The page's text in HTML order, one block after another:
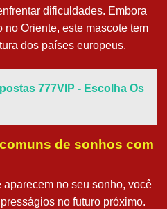
dificuldades. Embora
no Oriente, este mascote tem
dos países europeus.
777VIP - Escolha Os
de sonhos com
no seu sonho, você
no futuro próximo.